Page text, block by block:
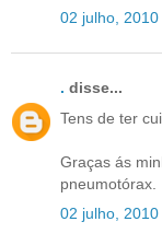
02 julho, 2010
. disse...
Tens de ter
Graças ás
pneumotórax.
02 julho, 2010